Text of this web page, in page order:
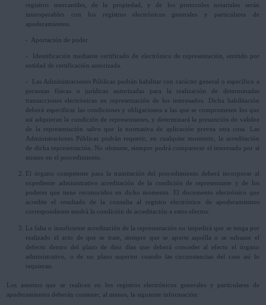
registros mercantiles, de la propiedad, y de los protocolos notariales serán
interoperables con los registros electrónicos generales y particulares de
apoderamientos.
- Aportación de poder
- Identificación mediante certificado de electrónico de representación, emitido por
entidad de certificación autorizada.
- Las Administraciones Públicas podrán habilitar con carácter general o específico a
personas físicas o jurídicas autorizadas para la realización de determinadas
transacciones electrónicas en representación de los interesados. Dicha habilitación
deberá especificar las condiciones y obligaciones a las que se comprometen los que
así adquieran la condición de representantes, y determinará la presunción de validez
de la representación salvo que la normativa de aplicación prevea otra cosa. Las
Administraciones Públicas podrán requerir, en cualquier momento, la acreditación
de dicha representación. No obstante, siempre podrá comparecer el interesado por sí
mismo en el procedimiento.
El órgano competente para la tramitación del procedimiento deberá incorporar al
expediente administrativo acreditación de la condición de representante y de los
poderes que tiene reconocidos en dicho momento. El documento electrónico que
acredite el resultado de la consulta al registro electrónico de apoderamientos
correspondiente tendrá la condición de acreditación a estos efectos.
La falta o insuficiente acreditación de la representación no impedirá que se tenga por
realizado el acto de que se trate, siempre que se aporte aquélla o se subsane el
defecto dentro del plazo de diez días que deberá conceder al efecto el órgano
administrativo, o de un plazo superior cuando las circunstancias del caso así lo
requieran.
Los asientos que se realicen en los registros electrónicos generales y particulares de
apoderamientos deberán contener, al menos, la siguiente información: